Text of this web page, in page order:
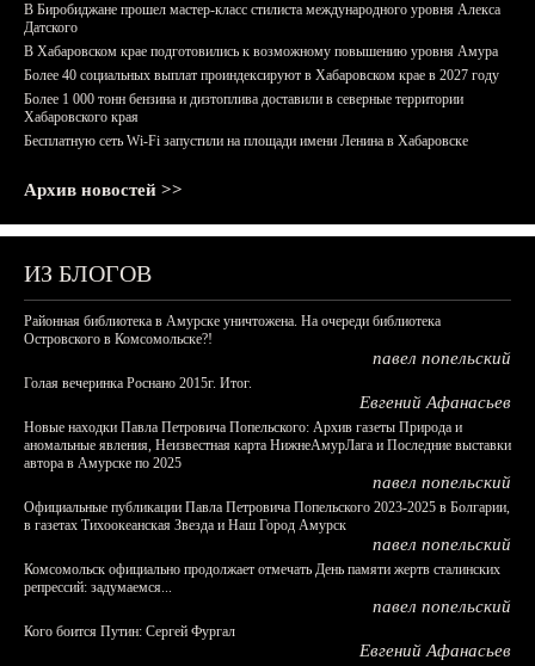
В Биробиджане прошел мастер-класс стилиста международного уровня Алекса
Датского
В Хабаровском крае подготовились к возможному повышению уровня Амура
Более 40 социальных выплат проиндексируют в Хабаровском крае в 2027 году
Более 1 000 тонн бензина и дизтоплива доставили в северные территории
Хабаровского края
Бесплатную сеть Wi-Fi запустили на площади имени Ленина в Хабаровске
Архив новостей >>
ИЗ БЛОГОВ
Районная библиотека в Амурске уничтожена. На очереди библиотека
Островского в Комсомольске?!
павел попельский
Голая вечеринка Роснано 2015г. Итог.
Евгений Афанасьев
Новые находки Павла Петровича Попельского: Архив газеты Природа и
аномальные явления, Неизвестная карта НижнеАмурЛага и Последние выставки
автора в Амурске по 2025
павел попельский
Официальные публикации Павла Петровича Попельского 2023-2025 в Болгарии,
в газетах Тихоокеанская Звезда и Наш Город Амурск
павел попельский
Комсомольск официально продолжает отмечать День памяти жертв сталинских
репрессий: задумаемся...
павел попельский
Кого боится Путин: Сергей Фургал
Евгений Афанасьев